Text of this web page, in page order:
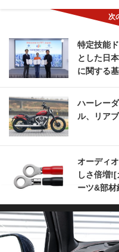
特定技能
とした日
に関する
ハーレー
ル、リア
オーディ
しさ倍増
ーツ&部材